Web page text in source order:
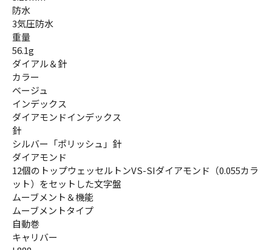
防水
3気圧防水
重量
56.1g
ダイアル＆針
カラー
ベージュ
インデックス
ダイアモンドインデックス
針
シルバー「ポリッシュ」針
ダイアモンド
12個のトップウェッセルトンVS-SIダイアモンド（0.055カラ
ット）をセットした文字盤
ムーブメント＆機能
ムーブメントタイプ
自動巻
キャリバー